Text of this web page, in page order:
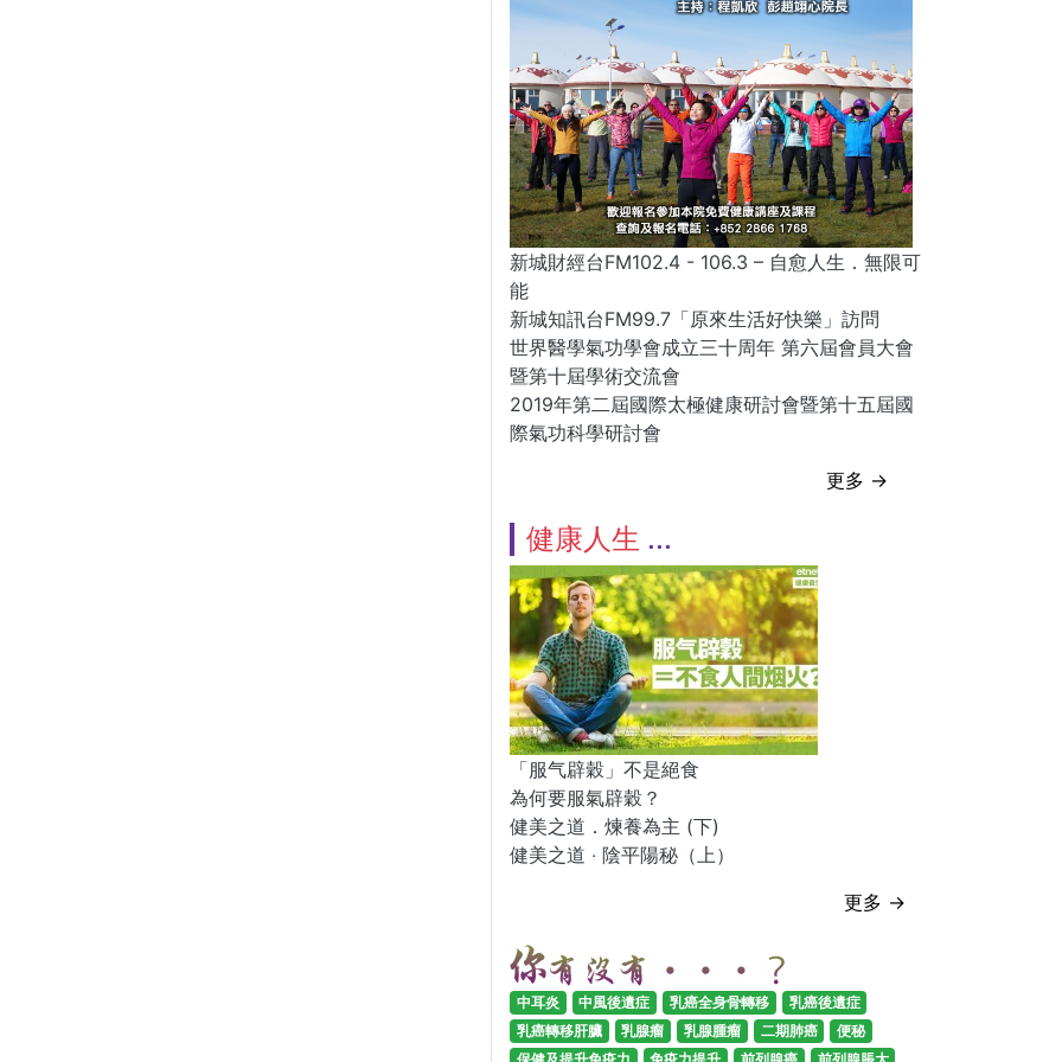
新城財經台FM102.4 - 106.3 – 自愈人生．無限可
能
新城知訊台FM99.7「原來生活好快樂」訪問
世界醫學氣功學會成立三十周年 第六屆會員大會
暨第十屆學術交流會
2019年第二屆國際太極健康研討會暨第十五屆國
際氣功科學研討會
更多 →
健康人生
「服气辟穀」不是絕食
為何要服氣辟穀？
健美之道．煉養為主 (下)
健美之道 ‧ 陰平陽秘（上）
更多 →
中耳炎 中風後遺症 乳癌全身骨轉移
乳癌後遺症
乳癌轉移肝臟
乳腺瘤 乳腺腫瘤 二期肺癌
便秘